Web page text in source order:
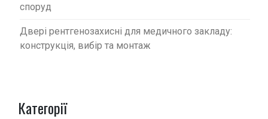
споруд
Двері рентгенозахисні для медичного закладу:
конструкція, вибір та монтаж
Категорії